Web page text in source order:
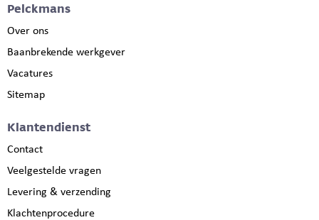
Pelckmans
Over ons
Baanbrekende werkgever
Vacatures
Sitemap
Klantendienst
Contact
Veelgestelde vragen
Levering & verzending
Klachtenprocedure